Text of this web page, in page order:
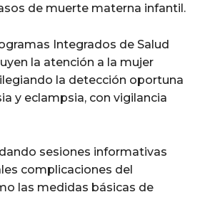
de muerte materna infantil.
Integrados de Salud
la atención a la mujer
la detección oportuna
y eclampsia, con vigilancia
sesiones informativas
complicaciones del
las medidas básicas de